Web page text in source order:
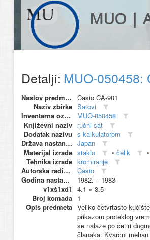
MUO |
Detalji: MUO-
Naslov predmeta
Casio CA-901
Naziv zbirke Satovi
Inventarna oznaka
MUO-050458
Književni naziv ručni sat
Dodatak nazivu s kalkulatorom
Država nastanka Japan
Materijal izrade staklo • čelik •
Tehnika izrade kromiranje
Autorska radionica (proizvođač)
Casio
Godina nastanka
1982. – 1983
v1xš1xd1
4.1 × 3.5
Broj komada 1
Opis predmeta Veliko četvrtasto
prikazom proteklog
se nalaze po četiri
članaka. Kvarcni